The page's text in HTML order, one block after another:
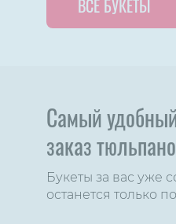
ВСЕ БУКЕТЫ
Самый
заказ
Букеты за вас уже
останется только